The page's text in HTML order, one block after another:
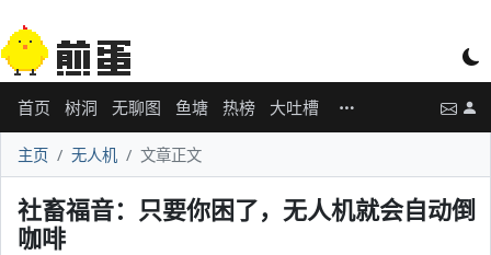
首页 树洞 无聊图 鱼塘 热榜 大吐槽
主页 无人机 文章正文
社畜福音：只要你困了，无人机就会自动倒
咖啡